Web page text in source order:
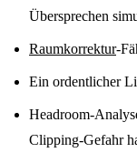
Übersprechen
Raumkorrektur-
Ein ordentlicher
Headroom-
Clipping-Gefahr